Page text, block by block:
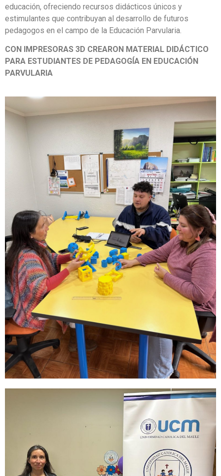
educación, ofreciendo recursos didácticos únicos y
estimulantes que contribuyan al desarrollo de futuros
pedagogos en el campo de la Educación Parvularia.
CON IMPRESORAS 3D CREARON MATERIAL DIDÁCTICO
PARA ESTUDIANTES DE PEDAGOGÍA EN EDUCACIÓN
PARVULARIA